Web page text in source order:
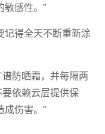
敏感性。”
记得全天不断重新涂
防晒霜，并每隔两
依赖云层提供保
成伤害。”